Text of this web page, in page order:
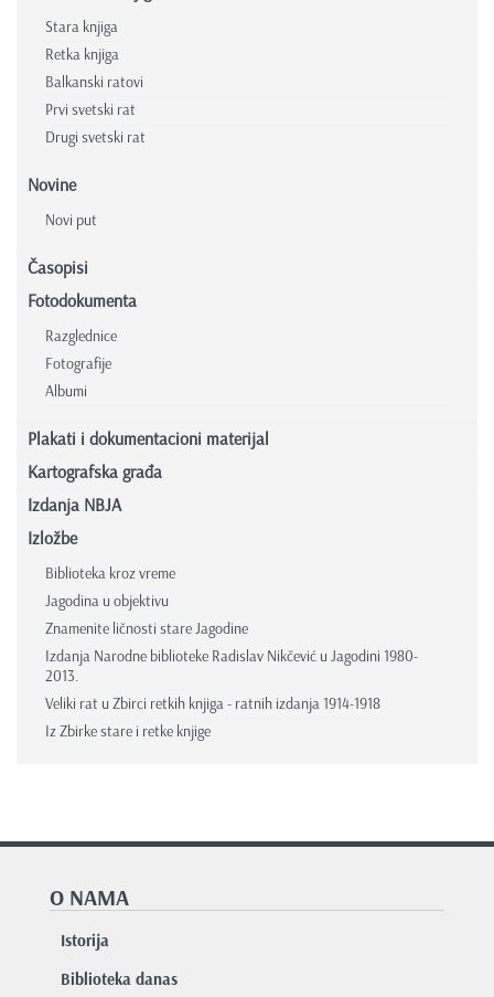
Stara knjiga
Retka knjiga
Balkanski ratovi
Prvi svetski rat
Drugi svetski rat
Novine
Novi put
Časopisi
Fotodokumenta
Razglednice
Fotografije
Albumi
Plakati i dokumentacioni materijal
Kartografska građa
Izdanja NBJA
Izložbe
Biblioteka kroz vreme
Jagodina u objektivu
Znamenite ličnosti stare Jagodine
Izdanja Narodne biblioteke Radislav Nikčević u Jagodini 1980-
2013.
Veliki rat u Zbirci retkih knjiga - ratnih izdanja 1914-1918
Iz Zbirke stare i retke knjige
O NAMA
Istorija
Biblioteka danas